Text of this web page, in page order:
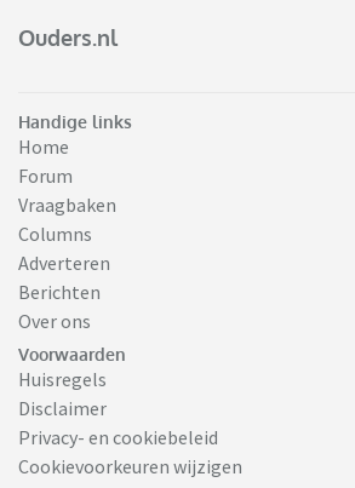
Ouders.nl
Handige links
Home
Forum
Vraagbaken
Columns
Adverteren
Berichten
Over ons
Voorwaarden
Huisregels
Disclaimer
Privacy- en cookiebeleid
Cookievoorkeuren wijzigen